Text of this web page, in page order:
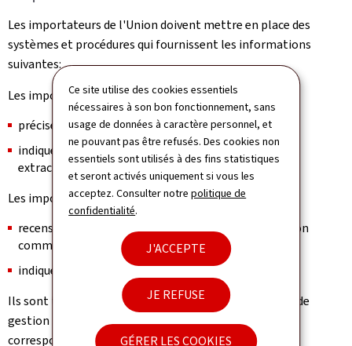
Ce site utilise des cookies essentiels
nécessaires à son bon fonctionnement, sans
usage de données à caractère personnel, et
ne pouvant pas être refusés. Des cookies non
essentiels sont utilisés à des fins statistiques
et seront activés uniquement si vous les
acceptez. Consulter notrepolitique de
confidentialité.
J'ACCEPTE
JE REFUSE
GÉRER LES COOKIES
Les importateurs de l'Union doivent mettre en place des
systèmes et procédures qui fournissent les informations
suivantes:
Les importateurs de minerais doivent, par exemple:
préciser le pays de provenance des minerais,
indiquer les quantités importées et la date de leur
extraction.
Les importateurs de minerais et de métaux doivent:
recenser les minerais qu'ils importent par appellation
commerciale et par type,
indiquer le nom et l'adresse de leurs fournisseurs.
Ils sont tenus de le faire dans le cadre de leur système de
gestion interne et de fournir les pièces justificatives
correspondantes.